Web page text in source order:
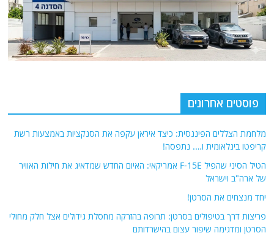
פוסטים אחרונים
מלחמת הצללים הפיננסית: כיצד איראן עקפה את הסנקציות באמצעות רשת
קריפטו בינלאומית ו…. נתפסה!
הטיל הסיני שהפיל F-15E אמריקאי: האיום החדש שמדאיג את חילות האוויר
של ארה"ב וישראל
יחד מנצחים את הסרטן!
פריצות דרך בטיפולים בסרטן: תרופה בהזרקה מחסלת גידולים אצל חלק מחולי
הסרטן ומדגימה שיפור עצום בהישרדותם